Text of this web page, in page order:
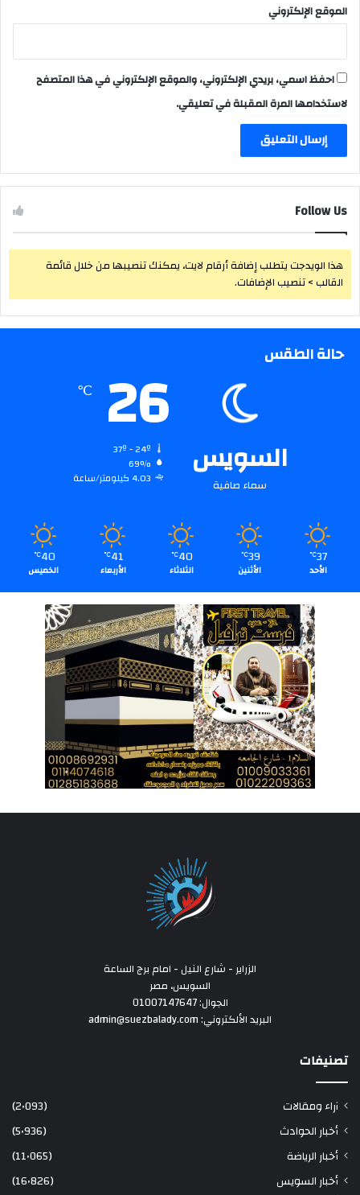
الموقع الإلكتروني
احفظ اسمي، بريدي الإلكتروني، والموقع الإلكتروني في هذا المتصفح
لاستخدامها المرة المقبلة في تعليقي.
Follow Us
هذا الويدجت يتطلب إضافة أرقام لايت، يمكنك تنصيبها من خلال قائمة
القالب > تنصيب الإضافات.
حالة الطقس
السويس
سماء صافية
26
℃
69%
4.03 كيلومتر/ساعة
37
℃
الأحد
39
℃
الأثنين
40
℃
الثلاثاء
41
℃
الأربعاء
40
℃
الخميس
الزراير - شارع النيل - امام برج الساعة
السويس، مصر
الجوال: 01007147647
البريد الألكتروني: admin@suezbalady.com
تصنيفات
آراء ومقالات
(2٬093)
أخبار الحوادث
(5٬936)
أخبار الرياضة
(11٬065)
أخبار السويس
(16٬826)